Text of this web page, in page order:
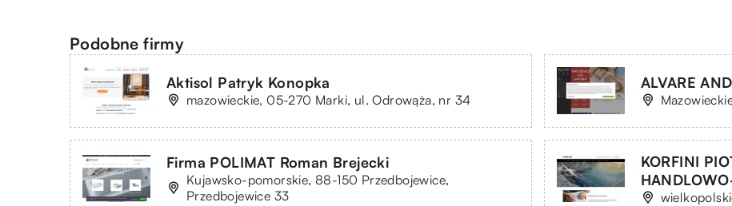
Podobne firmy
Aktisol Patryk Konopka
mazowieckie, 05-270 Marki, ul. Odrowąża, nr 34
ALVARE
Firma POLIMAT Roman Brejecki
Kujawsko-pomorskie, 88-150 Przedbojewice,
Przedbojewice 33
KORFINI